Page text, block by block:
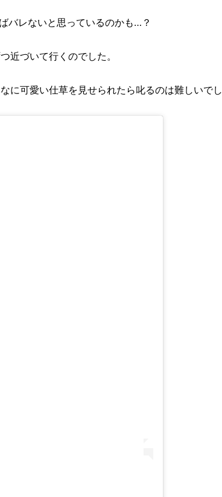
バレないと思っているのかも…？
近づいて行くのでした。
に可愛い仕草を見せられたら叱るのは難しいでし